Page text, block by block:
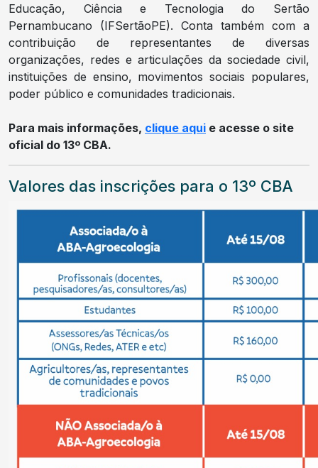
Educação, Ciência e Tecnologia do Sertão
Pernambucano (IFSertãoPE). Conta também com a
contribuição de representantes de diversas
organizações, redes e articulações da sociedade civil,
instituições de ensino, movimentos sociais populares,
poder público e comunidades tradicionais.
Para mais informações, clique aqui e acesse o site
oficial do 13º CBA.
Valores das inscrições para o 13º CBA